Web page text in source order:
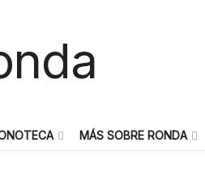
MÁS SOBRE RONDA